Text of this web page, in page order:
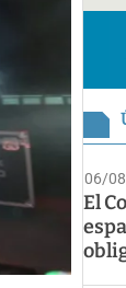
06/
El